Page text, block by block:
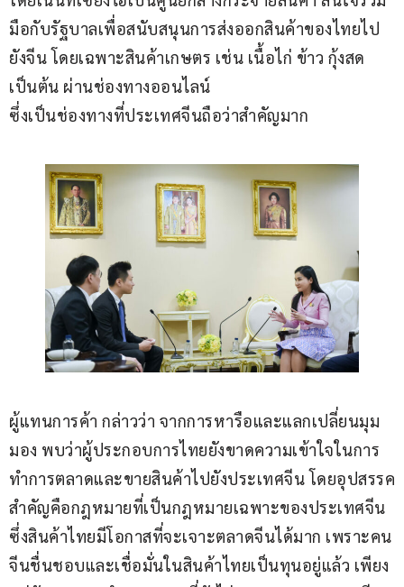
มือกับรัฐบาลเพื่อสนับสนุนการส่งออกสินค้าของไทยไป
ยังจีน โดยเฉพาะสินค้าเกษตร เช่น เนื้อไก่ ข้าว กุ้งสด
เป็นต้น ผ่านช่องทางออนไลน์
ซึ่งเป็นช่องทางที่ประเทศจีนถือว่าสำคัญมาก
ผู้แทนการค้า กล่าวว่า จากการหารือและแลกเปลี่ยนมุม
มอง พบว่าผู้ประกอบการไทยยังขาดความเข้าใจในการ
ทำการตลาดและขายสินค้าไปยังประเทศจีน โดยอุปสรรค
สำคัญคือกฎหมายที่เป็นกฎหมายเฉพาะของประเทศจีน
ซึ่งสินค้าไทยมีโอกาสที่จะเจาะตลาดจีนได้มาก เพราะคน
จีนชื่นชอบและเชื่อมั่นในสินค้าไทยเป็นทุนอยู่แล้ว เพียง